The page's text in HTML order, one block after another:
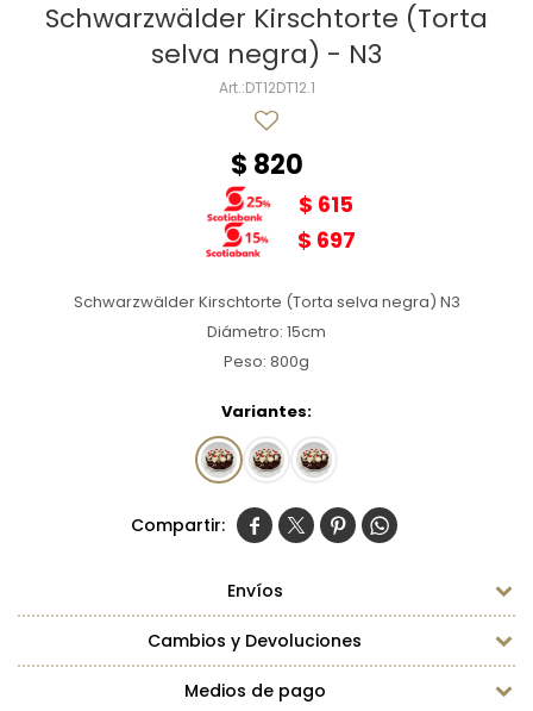
Schwarzwälder Kirschtorte (Torta
selva negra) - N3
DT12DT12.1
$ 820
$ 615
$ 697
Schwarzwälder Kirschtorte (Torta selva negra) N3
Diámetro: 15cm
Peso: 800g
Variantes:
   
Envíos
Cambios y Devoluciones
Medios de pago